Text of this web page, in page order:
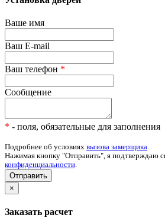
Ваше имя
Ваш E-mail
Ваш телефон *
Сообщение
* - поля, обязательные для заполнения
Подробнее об условиях вызова замерщика.
Нажимая кнопку "Отправить", я подтверждаю
конфиденциальности.
Отправить
×
Заказать расчет